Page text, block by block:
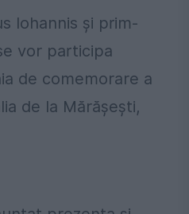
Iohannis şi prim-
vor participa
de comemorare a
de la Mărăşeşti,